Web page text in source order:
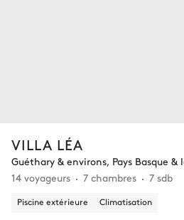
VILLA LÉA
Guéthary & environs, Pays Basque &
14 voyageurs
7 chambres 7 sdb
Piscine extérieure Climatisation